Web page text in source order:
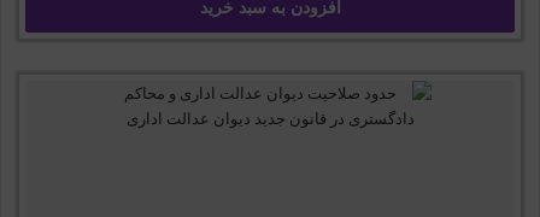
افزودن به سبد خرید